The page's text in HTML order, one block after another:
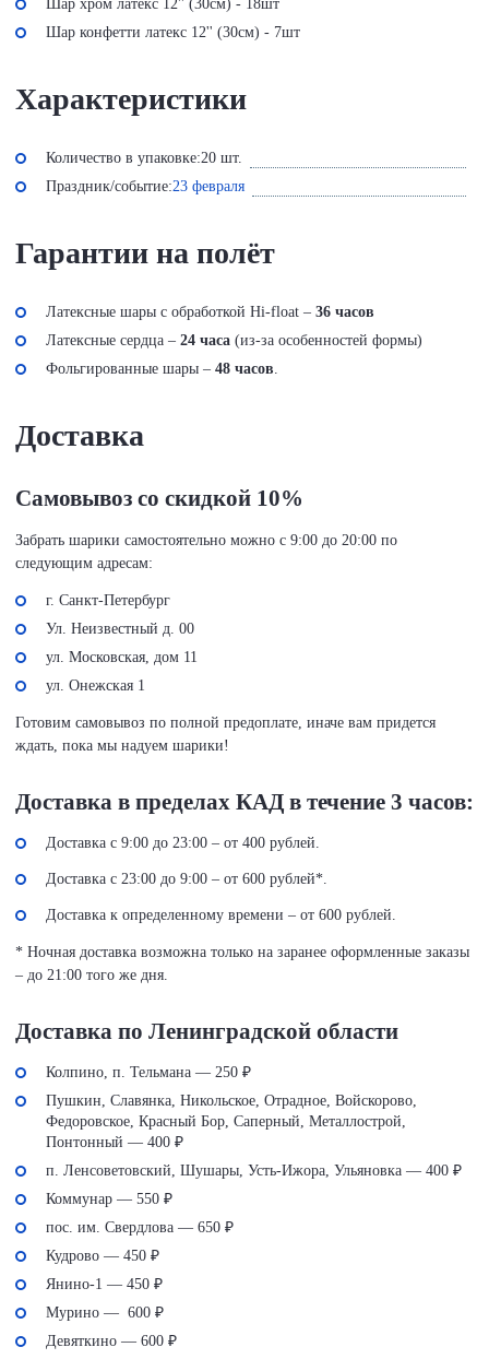
Шар хром латекс 12'' (30см) - 18шт
Шар конфетти латекс 12'' (30см) - 7шт
Характеристики
Количество в упаковке:20 шт.
Праздник/событие:23 февраля
Гарантии на полёт
Латексные шары с обработкой Hi-float – 36 часов
Латексные сердца – 24 часа (из-за особенностей формы)
Фольгированные шары – 48 часов
Доставка
Самовывоз со скидкой 10%
Забрать шарики самостоятельно можно с 9:00 до 20:00 по
следующим адресам:
г. Санкт-Петербург
Ул. Неизвестный д. 00
ул. Московская, дом 11
ул. Онежская 1
Готовим самовывоз по полной предоплате, иначе вам придется
ждать, пока мы надуем шарики!
Доставка в пределах КАД в течение 3 часов:
Доставка с 9:00 до 23:00 – от 400 рублей.
Доставка с 23:00 до 9:00 – от 600 рублей*.
Доставка к определенному времени – от 600 рублей.
* Ночная доставка возможна только на заранее оформленные заказы
– до 21:00 того же дня.
Доставка по Ленинградской области
Колпино, п. Тельмана — 250 ₽
Пушкин, Славянка, Никольское, Отрадное, Войскорово,
Федоровское, Красный Бор, Саперный, Металлострой,
Понтонный — 400 ₽
п. Ленсоветовский, Шушары, Усть-Ижора, Ульяновка — 400 ₽
Коммунар — 550 ₽
пос. им. Свердлова — 650 ₽
Кудрово — 450 ₽
Янино-1 — 450 ₽
Мурино — 600 ₽
Девяткино — 600 ₽